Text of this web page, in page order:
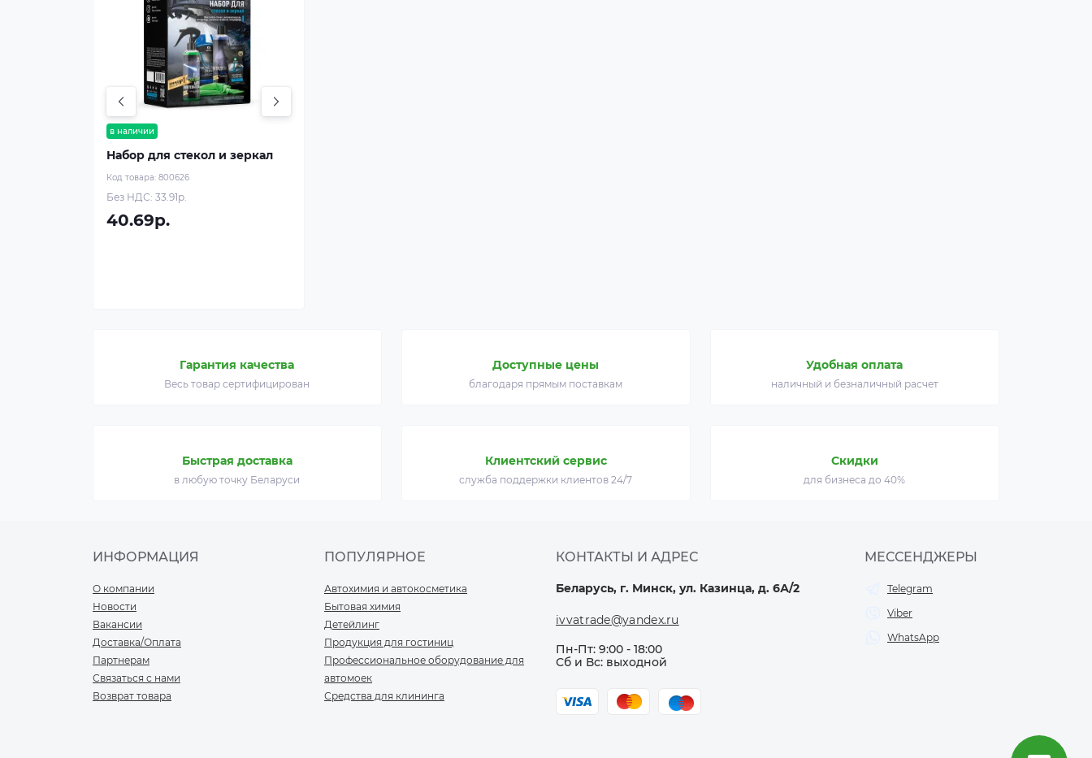
в наличии
Набор для стекол и зеркал
Код товара: 800626
Без НДС: 33.91р.
40.69р.
Гарантия качества
Весь товар сертифицирован
Доступные цены
благодаря прямым поставкам
Удобная оплата
наличный и безналичный расчет
Быстрая доставка
в любую точку Беларуси
Клиентский сервис
служба поддержки клиентов 24/7
Скидки
для бизнеса до 40%
ИНФОРМАЦИЯ
О компании
Новости
Вакансии
Доставка/Оплата
Партнерам
Связаться с нами
Возврат товара
ПОПУЛЯРНОЕ
Автохимия и автокосметика
Бытовая химия
Детейлинг
Продукция для гостиниц
Профессиональное оборудование для
автомоек
Средства для клининга
КОНТАКТЫ И АДРЕС
Беларусь, г. Минск, ул. Казинца, д. 6А/2
ivvatrade@yandex.ru
Пн-Пт: 9:00 - 18:00
Сб и Вс: выходной
МЕССЕНДЖЕРЫ
Telegram
Viber
WhatsApp